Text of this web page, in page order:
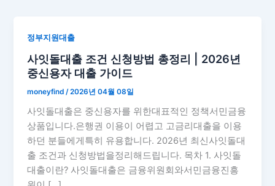
정부지원대출
사잇돌대출 조건 신청방법 총정리 | 2026년
중신용자 대출 가이드
moneyfind /2026년 04월 08일
사잇돌대출은 중신용자를 위한대표적인 정책서민금융
상품입니다.은행권 이용이 어렵고 고금리대출을 이용
하던 분들에게특히 유용합니다. 2026년 최신사잇돌대
출 조건과 신청방법을정리해드립니다. 목차 1. 사잇돌
대출이란? 사잇돌대출은 금융위원회와서민금융진흥